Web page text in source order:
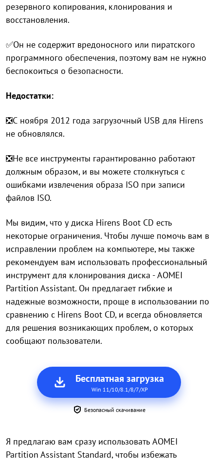
резервного копирования, клонирования и
восстановления.
✅Он не содержит вредоносного или пиратского
программного обеспечения, поэтому вам не нужно
беспокоиться о безопасности.
Недостатки:
❎С ноября 2012 года загрузочный USB для Hirens
не обновлялся.
❎Не все инструменты гарантированно работают
должным образом, и вы можете столкнуться с
ошибками извлечения образа ISO при записи
файлов ISO.
Мы видим, что у диска Hirens Boot CD есть
некоторые ограничения. Чтобы лучше помочь вам в
исправлении проблем на компьютере, мы также
рекомендуем вам использовать профессиональный
инструмент для клонирования диска - AOMEI
Partition Assistant. Он предлагает гибкие и
надежные возможности, проще в использовании по
сравнению с Hirens Boot CD, и всегда обновляется
для решения возникающих проблем, о которых
сообщают пользователи.
Бесплатная загрузка
Win 11/10/8.1/8/7/XP
Безопасный скачивание
Я предлагаю вам сразу использовать AOMEI
Partition Assistant Standard, чтобы избежать